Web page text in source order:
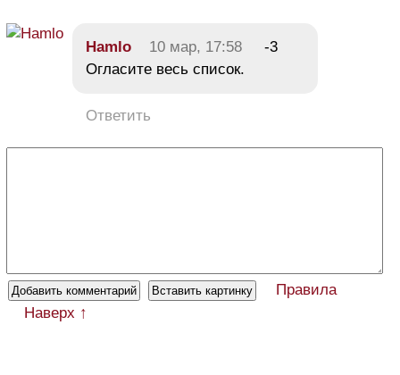
Hamlo 10 мар, 17:58
-3
Огласите весь список.
Ответить
Правила
Наверх ↑